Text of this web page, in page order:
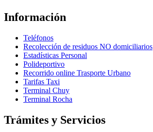
Información
Teléfonos
Recolección de residuos NO domiciliarios
Estadísticas Personal
Polideportivo
Recorrido online Trasporte Urbano
Tarifas Taxi
Terminal Chuy
Terminal Rocha
Trámites y Servicios